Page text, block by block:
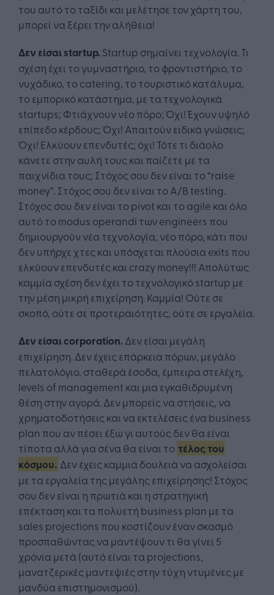
του αυτό το ταξίδι και μελέτησε τον χάρτη του,
μπορεί να ξέρει την αλήθεια!
Δεν είσαιstartup.Startup σημαίνει τεχνολογία. Τι
σχέση έχει το γυμναστήριο, το φροντιστήριο, το
νυχάδικο, το catering, το τουριστικό κατάλυμα,
το εμπορικό κατάστημα, με τα τεχνολογικά
startups; Φτιάχνουν νέο πόρο; Όχι! Έχουν υψηλό
επίπεδο κέρδους; Όχι! Απαιτούν ειδικά γνώσεις;
Όχι! Ελκύουν επενδυτές; όχι! Τότε τι διάολο
κάνετε στην αυλή τους και παίζετε με τα
παιχνίδια τους; Στόχος σου δεν είναι το “raise
money”. Στόχος σου δεν είναι το A/B testing.
Στόχος σου δεν είναι το pivot και το agile και όλο
αυτό το modus operandi των engineers που
δημιουργούν νέα τεχνολογία, νέο πόρο, κάτι που
δεν υπήρχε χτες και υπόσχεται πλούσια exits που
ελκύουν επενδυτές και crazy money!!! Απολύτως
καμμία σχέση δεν έχει το τεχνολογικό startup με
την μέση μικρή επιχείρηση. Καμμία! Ούτε σε
σκοπό, ούτε σε προτεραιότητες, ούτε σε εργαλεία.
Δεν είσαιcorporation.Δεν είσαι μεγάλη
επιχείρηση. Δεν έχεις επάρκεια πόρων, μεγάλο
πελατολόγιο, σταθερά έσοδα, έμπειρα στελέχη,
levels of management και μια εγκαθιδρυμένη
θέση στην αγορά. Δεν μπορείς να στήσεις, να
χρηματοδοτήσεις και να εκτελέσεις ένα business
plan που αν πέσει έξω γι αυτούς δεν θα είναι
τίποτα αλλά για σένα θα είναι το τέλος του
κόσμου. Δεν έχεις καμμιά δουλειά να ασχολείσαι
με τα εργαλεία της μεγάλης επιχείρησης! Στόχος
σου δεν είναι η πρωτιά και η στρατηγική
επέκταση και τα πολυετή business plan με τα
sales projections που κοστίζουν έναν σκασμό
προσπαθώντας να μαντέψουν τι θα γίνει 5
χρόνια μετά (αυτό είναι τα projections,
μανατζερικές μαντεψιές στην τύχη ντυμένες με
μανδύα επιστημονισμού).